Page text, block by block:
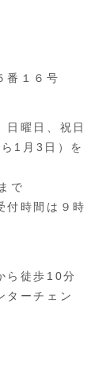
番１６号
日曜日、祝日
1月3日）を
で
付時間は９時
ら徒歩10分
ターチェン